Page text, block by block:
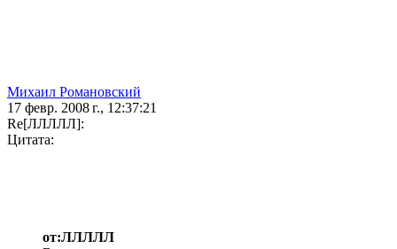
Михаил Романовский
17 февр. 2008 г., 12:37:21
Re[ЛЛЛЛЛ]:
Цитата:
от:ЛЛЛЛЛ